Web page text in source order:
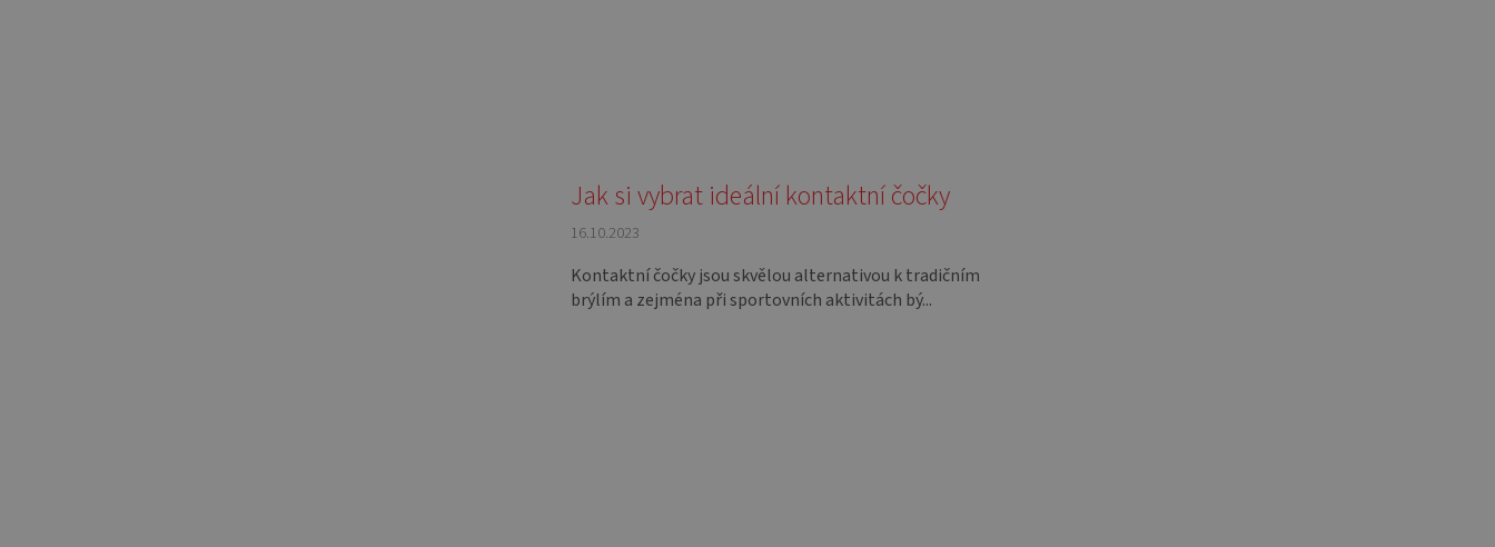
Jak si vybrat ideální kontaktní čočky
16.10.2023
Kontaktní čočky jsou skvělou alternativou k tradičním
brýlím a zejména při sportovních aktivitách bý...